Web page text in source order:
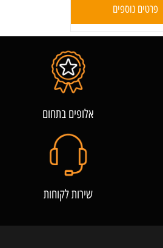
פרטים נוספים
אלופים בתחום
שירות לקוחות